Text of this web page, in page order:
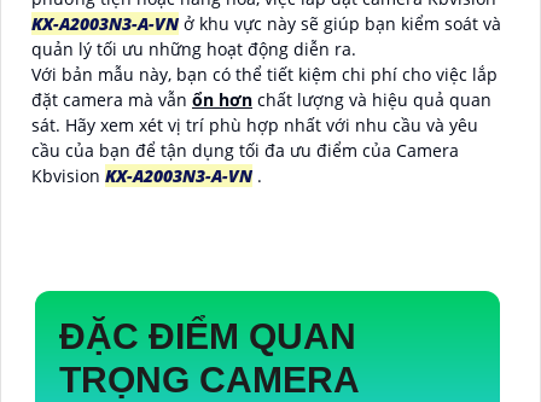
KX-A2003N3-A-VN ở khu vực này sẽ giúp bạn kiểm soát và
quản lý tối ưu những hoạt động diễn ra.
Với bản mẫu này, bạn có thể tiết kiệm chi phí cho việc lắp
đặt camera mà vẫn ổn hơn chất lượng và hiệu quả quan
sát. Hãy xem xét vị trí phù hợp nhất với nhu cầu và yêu
cầu của bạn để tận dụng tối đa ưu điểm của Camera
Kbvision KX-A2003N3-A-VN .
ĐẶC ĐIỂM QUAN
TRỌNG CAMERA